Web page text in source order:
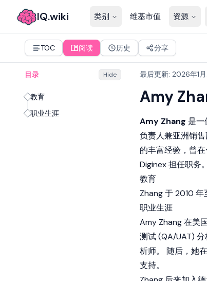
IQ.wiki 类别 维基市值 资源
TOC 阅读 历史 分享
目录 Hide
教育
职业生涯
最后更新: 2026年1
Amy
Amy Zhang 是一
负责人兼亚洲销
的丰富经验，曾
Diginex 担任职务。
教育
Zhang 于 2010 年
职业生涯
Amy Zhang 在美
测试 (QA/UAT)
析师。 随后，她
支持。